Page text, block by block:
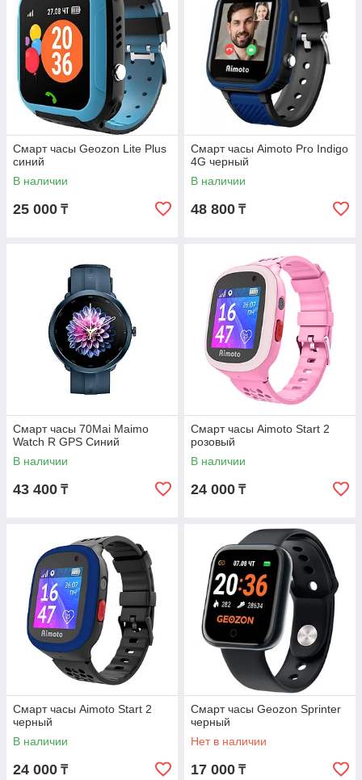
Смарт часы Geozon Lite Plus
синий
В наличии
25 000 ₸
Смарт часы Aimoto Pro Indigo
4G черный
В наличии
48 800 ₸
Смарт часы 70Mai Maimo
Watch R GPS Синий
В наличии
43 400 ₸
Смарт часы Aimoto Start 2
розовый
В наличии
24 000 ₸
Смарт часы Aimoto Start 2
черный
В наличии
24 000 ₸
Смарт часы Geozon Sprinter
черный
Нет в наличии
17 000 ₸